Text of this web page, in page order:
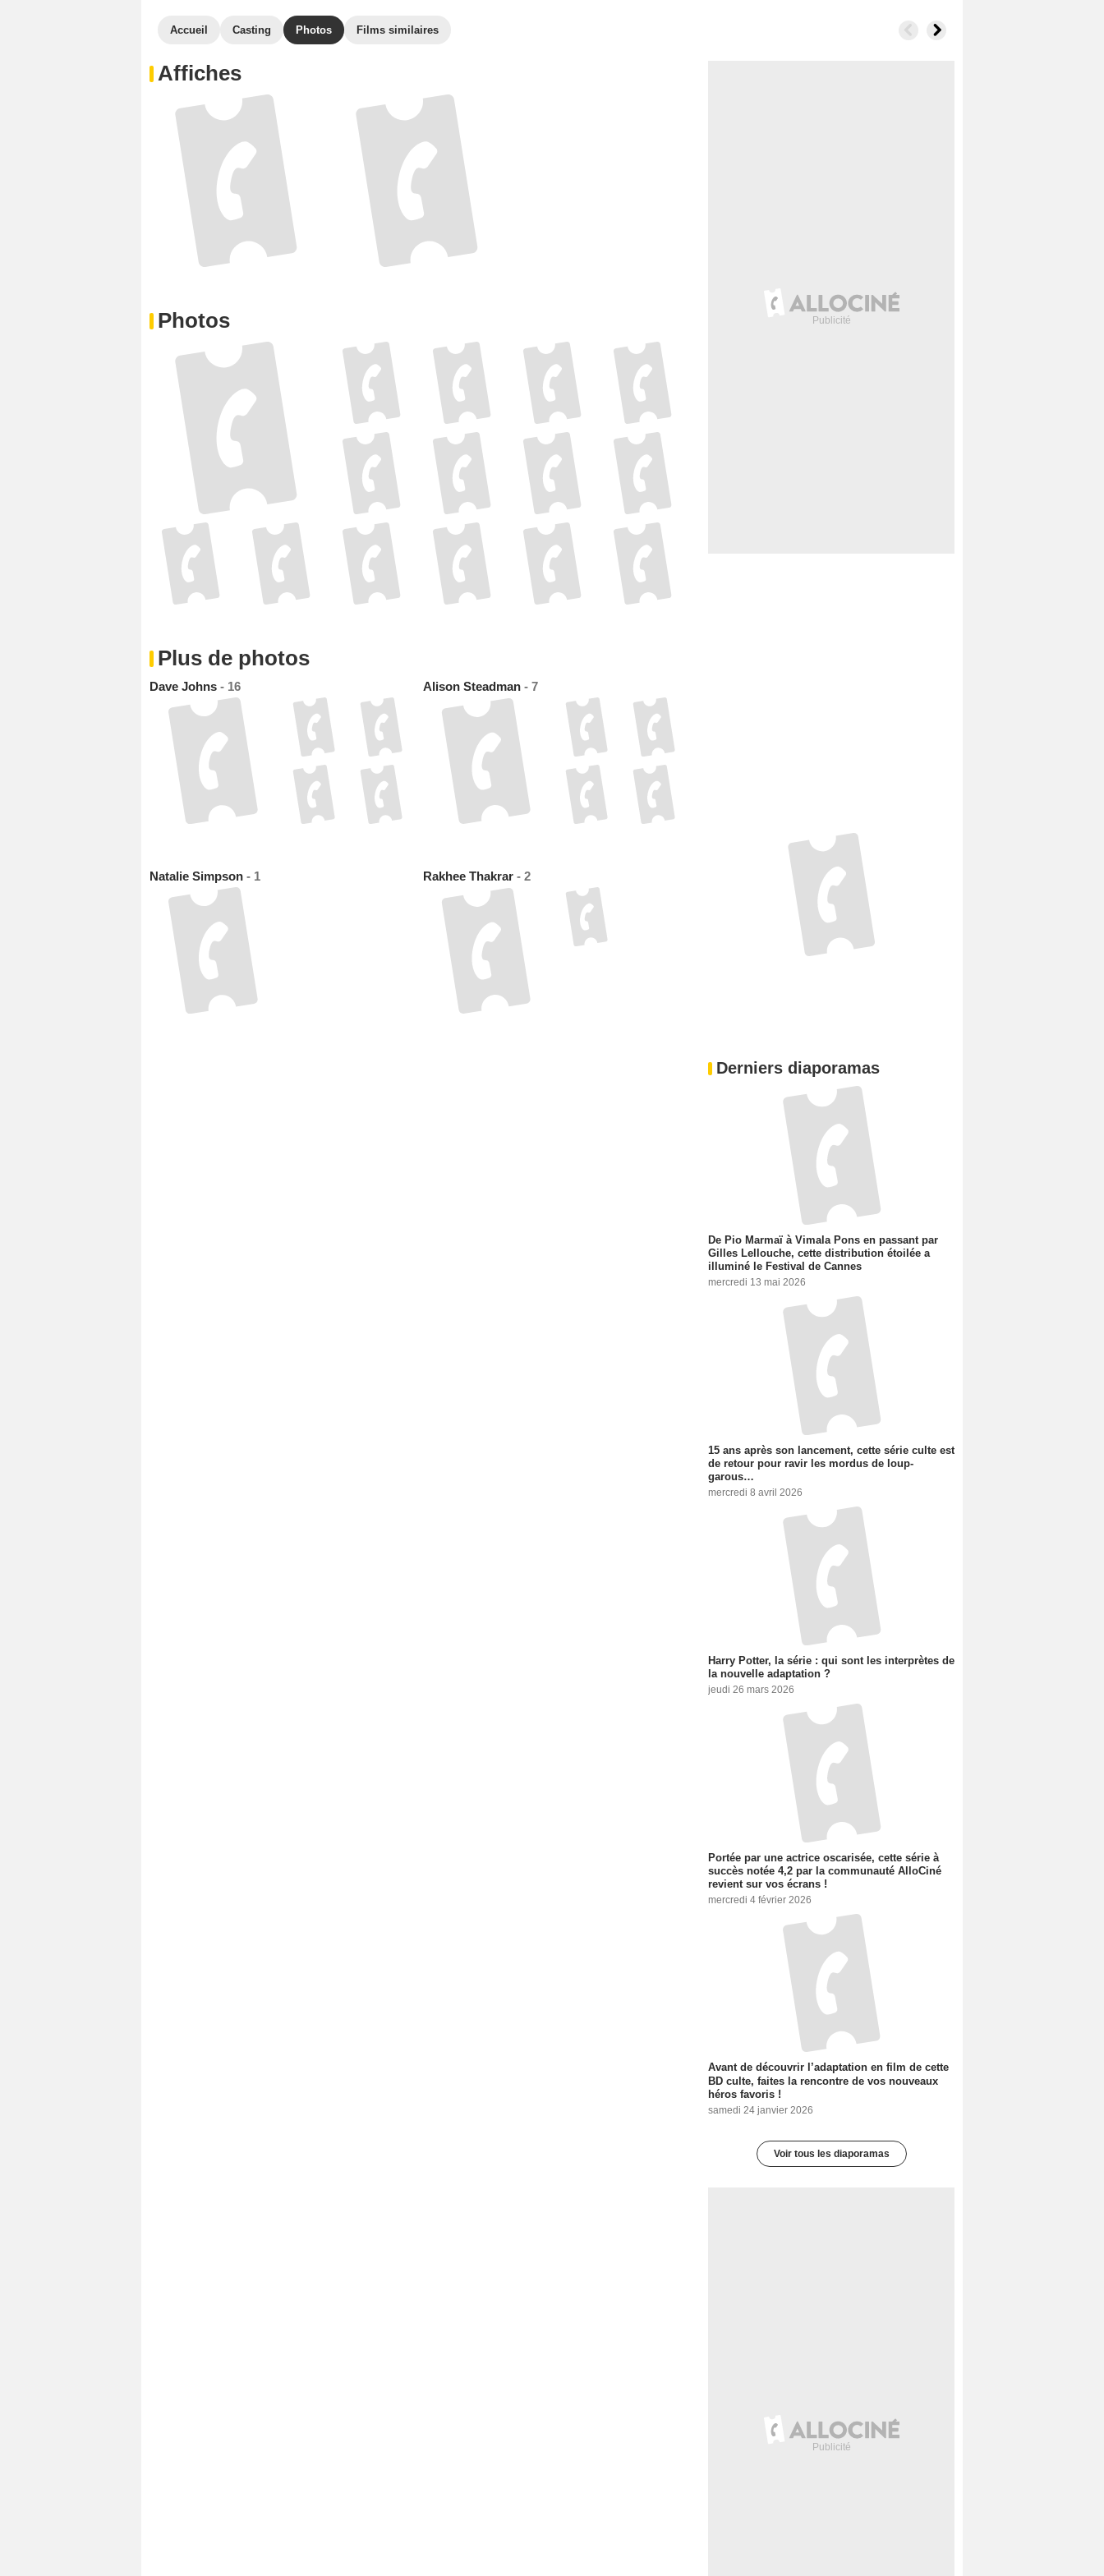
Accueil Casting Photos Films similaires
Affiches
Photos
Plus de photos
Dave Johns - 16 Alison Steadman - 7
Natalie Simpson - 1 Rakhee Thakrar - 2
Derniers diaporamas
De Pio Marmaï à Vimala Pons en passant par
Gilles Lellouche, cette distribution étoilée a
illuminé le Festival de Cannes
mercredi 13 mai 2026
15 ans après son lancement, cette série culte est
de retour pour ravir les mordus de loup-
garous…
mercredi 8 avril 2026
Harry Potter, la série : qui sont les interprètes de
la nouvelle adaptation ?
jeudi 26 mars 2026
Portée par une actrice oscarisée, cette série à
succès notée 4,2 par la communauté AlloCiné
revient sur vos écrans !
mercredi 4 février 2026
Avant de découvrir l’adaptation en film de cette
BD culte, faites la rencontre de vos nouveaux
héros favoris !
samedi 24 janvier 2026
Voir tous les diaporamas